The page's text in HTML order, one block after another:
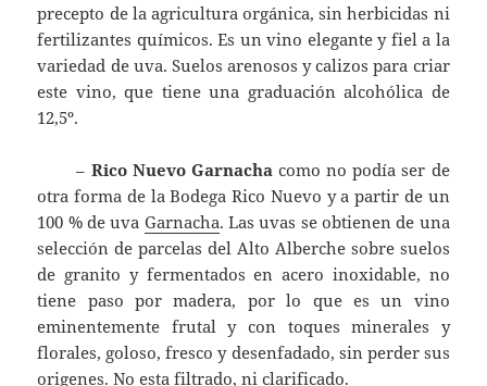
precepto de la agricultura orgánica, sin herbicidas ni
fertilizantes químicos. Es un vino elegante y fiel a la
variedad de uva. Suelos arenosos y calizos para criar
este vino, que tiene una graduación alcohólica de
12,5º.
– Rico Nuevo Garnacha como no podía ser de
otra forma de la Bodega Rico Nuevo y a partir de un
100 % de uva Garnacha. Las uvas se obtienen de una
selección de parcelas del Alto Alberche sobre suelos
de granito y fermentados en acero inoxidable, no
tiene paso por madera, por lo que es un vino
eminentemente frutal y con toques minerales y
florales, goloso, fresco y desenfadado, sin perder sus
origenes. No esta filtrado, ni clarificado.